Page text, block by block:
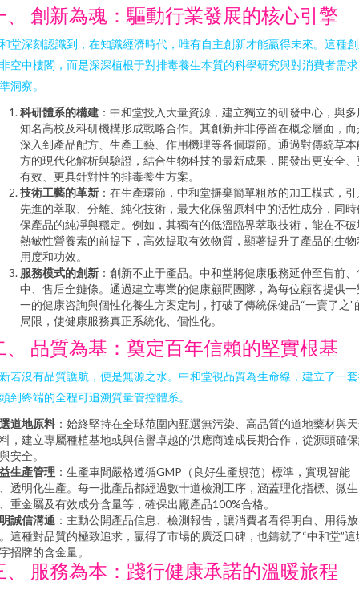
、 創新為魂：驅動行業發展的核心引擎
堂深刻認識到，在知識經濟時代，唯有自主創新才能贏得未來。這種
空中樓閣，而是深深植根于對排毒養生本質的科學研究與對消費者需
洞察。
科研體系的構建 ：中和堂投入大量資源，建立獨立的研發中心，與多
知名高校及科研機構形成戰略合作。其創新并非停留在概念層面，而
深入到產品配方、生產工藝、作用機理等各個環節。通過對傳統草本
方的現代化解析與驗證，結合生物科技的最新成果，開發出更安全、
有效、更具針對性的排毒養生方案。
技術工藝的革新 ：在生產環節，中和堂摒棄簡單粗放的加工模式，引
先進的萃取、分離、純化技術，最大化保留原料中的活性成分，同時
保產品的純凈與穩定。例如，其獨有的低溫臨界萃取技術，能在不破
熱敏性營養素的前提下，高效提取有效物質，顯著提升了產品的生物
用度和功效。
服務模式的創新 ：創新不止于產品。中和堂將健康服務延伸至售前、
中、售后全鏈條。通過建立專業的健康顧問團隊，為每位顧客提供一
一的健康咨詢與個性化養生方案定制，打破了傳統保健品“一賣了之”
局限，使健康服務真正系統化、個性化。
、 品質為基：奠定百年信賴的堅實根基
若沒有品質護航，便是無源之水。中和堂視品質為生命線，建立了一
到終端的全程可追溯質量管控體系。
道地原料 ：始終堅持在全球范圍內甄選無污染、高品質的道地藥材與
，建立專屬種植基地或與信譽卓越的供應商達成長期合作，從源頭確
安全。
生產管理 ：生產車間嚴格遵循GMP（良好生產規范）標準，實現智能
透明化生產。每一批產品都經過數十道檢測工序，涵蓋理化指標、微生
重金屬及有效成分含量等，確保出廠產品100%合格。
誠信溝通 ：主動公開產品信息、檢測報告，讓消費者看得明白、用得放
這種對品質的極致追求，贏得了市場的廣泛口碑，也鑄就了“中和堂”這
招牌的含金量。
、 服務為本：踐行健康承諾的溫暖旅程